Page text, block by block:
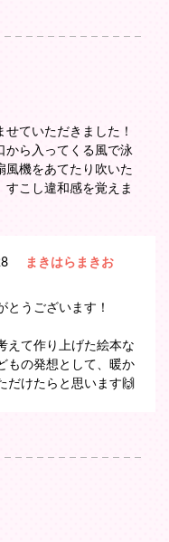
ていただきました！
から入ってくる風で泳
風機をあてたり吹いた
すこし違和感を覚えま
まきはらまきお
とうございます！
えて作り上げた絵本な
もの発想として、暖か
だけたらと思います🙌